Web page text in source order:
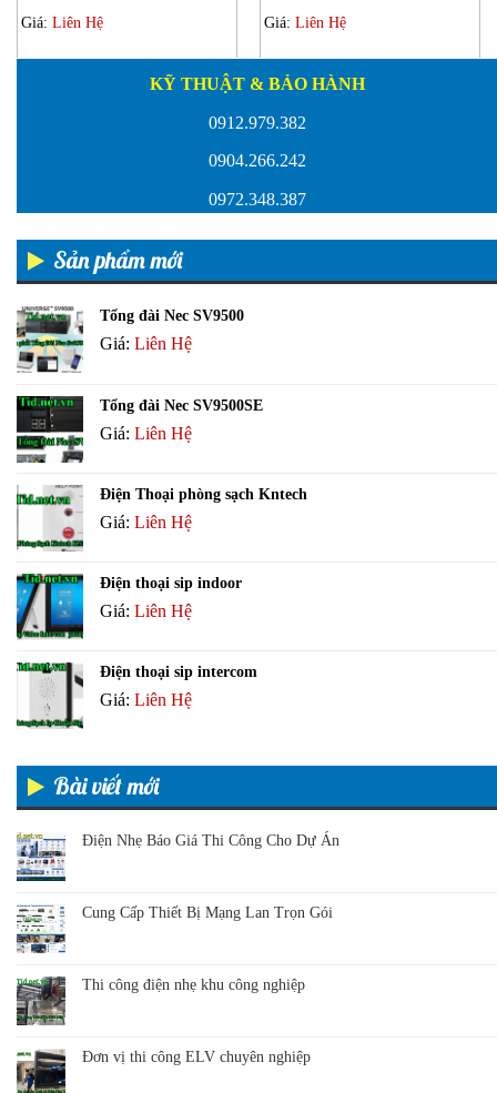
Giá: Liên Hệ Giá: Liên Hệ
KỸ THUẬT & BẢO HÀNH
0912.979.382
0904.266.242
0972.348.387
Sản phẩm mới
Tổng đài Nec SV9500
Giá: Liên Hệ
Tổng đài Nec SV9500SE
Giá: Liên Hệ
Điện Thoại phòng sạch Kntech
Giá: Liên Hệ
Điện thoại sip indoor
Giá: Liên Hệ
Điện thoại sip intercom
Giá: Liên Hệ
Bài viết mới
Điện Nhẹ Báo Giá Thi Công Cho Dự Án
Cung Cấp Thiết Bị Mạng Lan Trọn Gói
Thi công điện nhẹ khu công nghiệp
Đơn vị thi công ELV chuyên nghiệp